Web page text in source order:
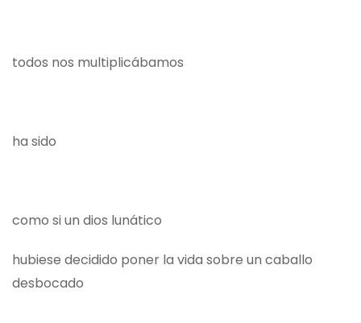
todos nos multiplicábamos
ha sido
como si un dios lunático
hubiese decidido poner la vida sobre un caballo
desbocado